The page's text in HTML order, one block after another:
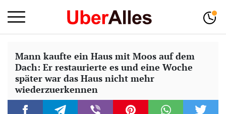
Mann kaufte ein Haus mit Moos auf dem
Dach: Er restaurierte es und eine Woche
später war das Haus nicht mehr
wiederzuerkennen